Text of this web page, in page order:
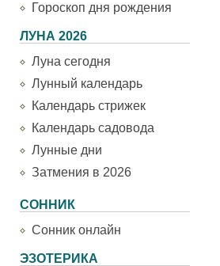
Гороскоп дня рождения
ЛУНА 2026
Луна сегодня
Лунный календарь
Календарь стрижек
Календарь садовода
Лунные дни
Затмения в 2026
СОННИК
Сонник онлайн
ЭЗОТЕРИКА